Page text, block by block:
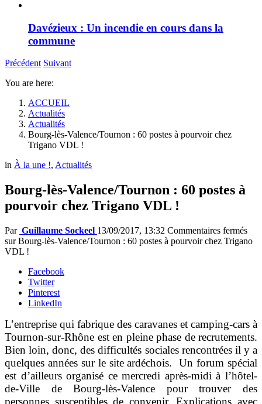
Davézieux : Un incendie en cours dans la
commune
Précédent Suivant
You are here:
ACCUEIL
Actualités
Actualités
Bourg-lès-Valence/Tournon : 60 postes à pourvoir chez
Trigano VDL !
in À la une !, Actualités
Bourg-lès-Valence/Tournon : 60 postes à
pourvoir chez Trigano VDL !
Par Guillaume Sockeel 13/09/2017, 13:32 Commentaires fermés
sur Bourg-lès-Valence/Tournon : 60 postes à pourvoir chez Trigano
VDL !
Facebook
Twitter
Pinterest
LinkedIn
L’entreprise qui fabrique des caravanes et camping-cars à
Tournon-sur-Rhône est en pleine phase de recrutements.
Bien loin, donc, des difficultés sociales rencontrées il y a
quelques années sur le site ardéchois. Un forum spécial
est d’ailleurs organisé ce mercredi après-midi à l’hôtel-
de-Ville de Bourg-lès-Valence pour trouver des
personnes susceptibles de convenir. Explications avec